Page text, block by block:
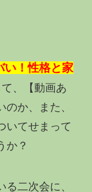
い！性格と家
、【動画あ
か、また、
いてせまって
か？
二次会に、